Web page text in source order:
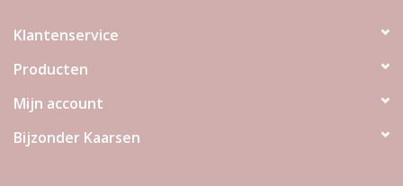
Klantenservice
Producten
Mijn account
Bijzonder Kaarsen